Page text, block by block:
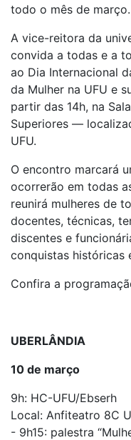
todo o mês de março.
A vice-reitora da
convida a todas e a
ao Dia Internacional
da Mulher na UFU e
partir das 14h, na
Superiores —
UFU.
O encontro marcará
ocorrerão em todas
reunirá mulheres de
docentes, técnicas,
discentes e
conquistas históricas
Confira a
UBERLÂNDIA
10 de março
9h: HC-UFU/Ebserh
Local: Anfiteatro 8C
- 9h15: palestra